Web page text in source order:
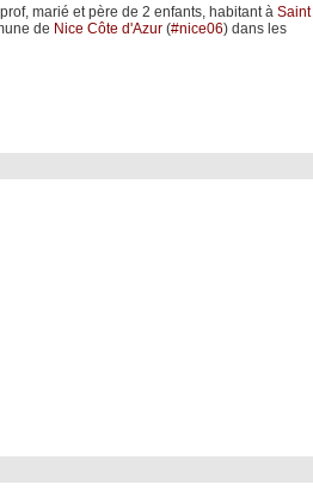
marié et père de 2 enfants, habitant à Saint
de Nice Côte d'Azur(#nice06) dans les